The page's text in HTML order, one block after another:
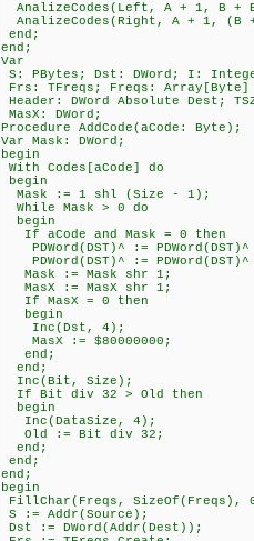
AnalizeCodes(Left, A + 1, B +
AnalizeCodes(Right, A + 1, (B
end;
end;
Var
S: PBytes; Dst: DWord; I:
Frs: TFreqs; Freqs: Array[Byte]
Header: DWord Absolute Dest;
MasX: DWord;
Procedure AddCode(aCode: Byte);
Var Mask: DWord;
begin
With Codes[aCode] do
begin
Mask := 1 shl (Size - 1);
While Mask > 0 do
begin
If aCode and Mask = 0 then
PDWord(DST)^ :=
PDWord(DST)^ :=
Mask := Mask shr 1;
MasX := MasX shr 1;
If MasX = 0 then
begin
Inc(Dst, 4);
MasX := $80000000;
end;
end;
Inc(Bit, Size);
If Bit div 32 > Old then
begin
Inc(DataSize, 4);
Old := Bit div 32;
end;
end;
end;
begin
FillChar(Freqs, SizeOf(Freqs),
S := Addr(Source);
Dst := DWord(Addr(Dest));